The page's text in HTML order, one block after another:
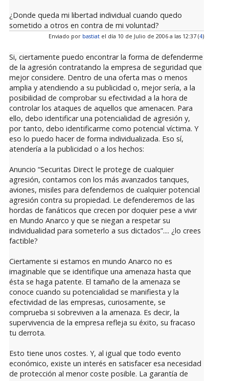
¿Donde queda mi libertad individual cuando quedo
sometido a otros en contra de mi voluntad?
Enviado por bastiatel día 10 de Julio de 2006 a las 12:37 (4)
Si, ciertamente puedo encontrar la forma de defenderme
de la agresión contratando la empresa de seguridad que
mejor considere. Dentro de una oferta mas o menos
amplia y atendiendo a su publicidad o, mejor sería, a la
posibilidad de comprobar su efectividad a la hora de
controlar los ataques de aquellos que amenacen. Para
ello, debo identificar una potencialidad de agresión y,
por tanto, debo identificarme como potencial víctima. Y
eso lo puedo hacer de forma individualizada. Eso sí,
atendería a la publicidad o a los hechos:
Anuncio “Securitas Direct le protege de cualquier
agresión, contamos con los más avanzados tanques,
aviones, misiles para defendernos de cualquier potencial
agresión contra su propiedad. Le defenderemos de las
hordas de fanáticos que crecen por doquier pese a vivir
en Mundo Anarco y que se niegan a respetar su
individualidad para someterlo a sus dictados”.... ¿lo crees
factible?
Ciertamente si estamos en mundo Anarco no es
imaginable que se identifique una amenaza hasta que
ésta se haga patente. El tamaño de la amenaza se
conoce cuando su potencialidad se manifiesta y la
efectividad de las empresas, curiosamente, se
comprueba si sobreviven a la amenaza. Es decir, la
supervivencia de la empresa refleja su éxito, su fracaso
tu derrota.
Esto tiene unos costes. Y, al igual que todo evento
económico, existe un interés en satisfacer esa necesidad
de protección al menor coste posible. La garantía de